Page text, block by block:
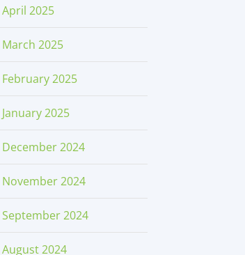
April 2025
March 2025
February 2025
January 2025
December 2024
November 2024
September 2024
August 2024